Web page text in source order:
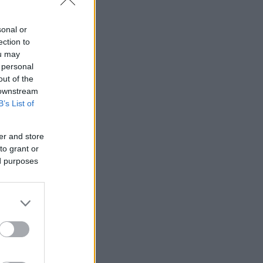
or
to
may
of the
List of
and store
grant or
purposes